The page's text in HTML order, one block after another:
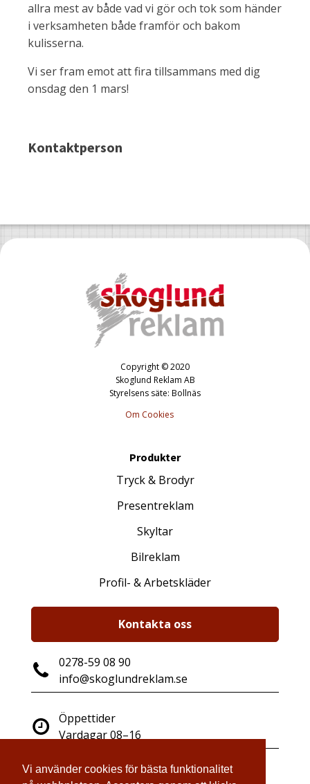
Vi använder cookies för bästa funktionalitet
allra mest av både vad vi gör och tok som händer
i verksamheten både framför och bakom
kulisserna.
Vi ser fram emot att fira tillsammans med dig
onsdag den 1 mars!
Kontaktperson
Copyright © 2020
Skoglund Reklam AB
Styrelsens säte: Bollnäs
Om Cookies
Produkter
Tryck & Brodyr
Presentreklam
Skyltar
Bilreklam
Profil- & Arbetskläder
Kontakta oss
0278-59 08 90
info@skoglundreklam.se
Öppettider
Vardagar 08–16
Industrigatan 14